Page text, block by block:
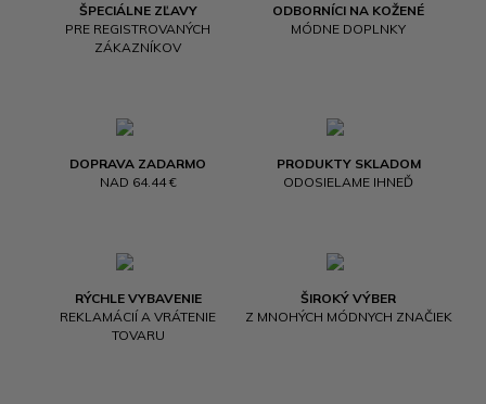
ŠPECIÁLNE ZĽAVY
PRE REGISTROVANÝCH
ZÁKAZNÍKOV
ODBORNÍCI NA KOŽENÉ
MÓDNE DOPLNKY
DOPRAVA ZADARMO
NAD 64.44 €
PRODUKTY SKLADOM
ODOSIELAME IHNEĎ
RÝCHLE VYBAVENIE
REKLAMÁCIÍ A VRÁTENIE
TOVARU
ŠIROKÝ VÝBER
Z MNOHÝCH MÓDNYCH ZNAČIEK